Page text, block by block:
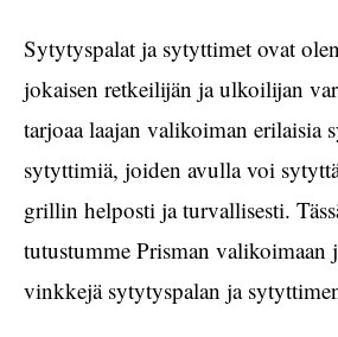
Sytytyspalat ja sytyttimet ovat
jokaisen retkeilijän ja ulkoilijan
tarjoaa laajan valikoiman erilaisia
sytyttimiä, joiden avulla voi
grillin helposti ja turvallisesti.
tutustumme Prisman valikoimaan
vinkkejä sytytyspalan ja